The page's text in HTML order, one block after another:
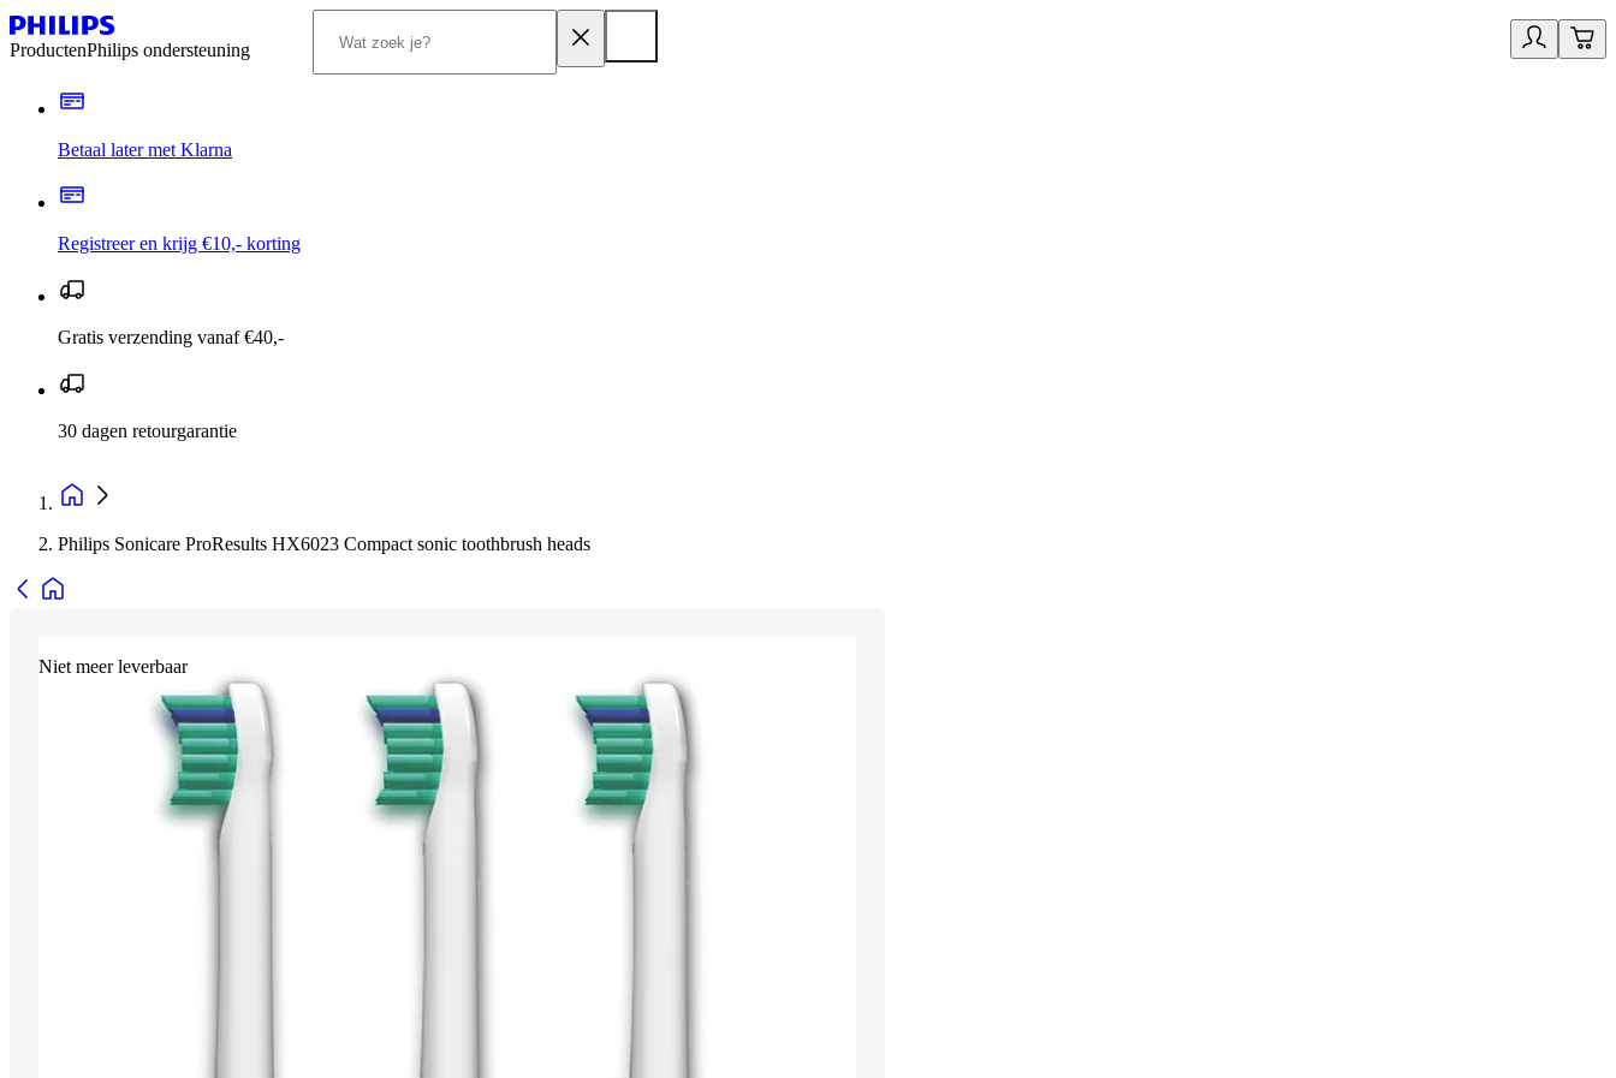
ProductenPhilips ondersteuning
Betaal later met Klarna
Registreer en krijg €10,- korting
Gratis verzending vanaf €40,-
30 dagen retourgarantie
Philips Sonicare ProResults HX6023 Compact sonic toothbrush heads
Niet meer leverbaar